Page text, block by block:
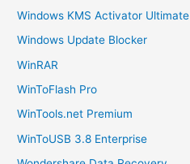
Windows KMS Activator Ultimate
Windows Update Blocker
WinRAR
WinToFlash Pro
WinTools.net Premium
WinToUSB 3.8 Enterprise